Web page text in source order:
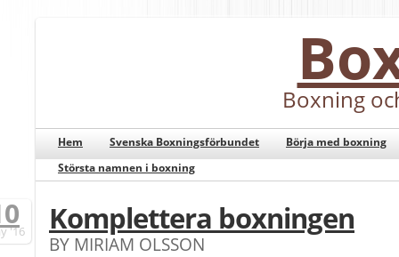
Boxning
Hem Svenska Boxningsförbundet
Börja med boxning
Största namnen i boxning
'16 Komplettera boxningen
BY MIRIAM OLSSON